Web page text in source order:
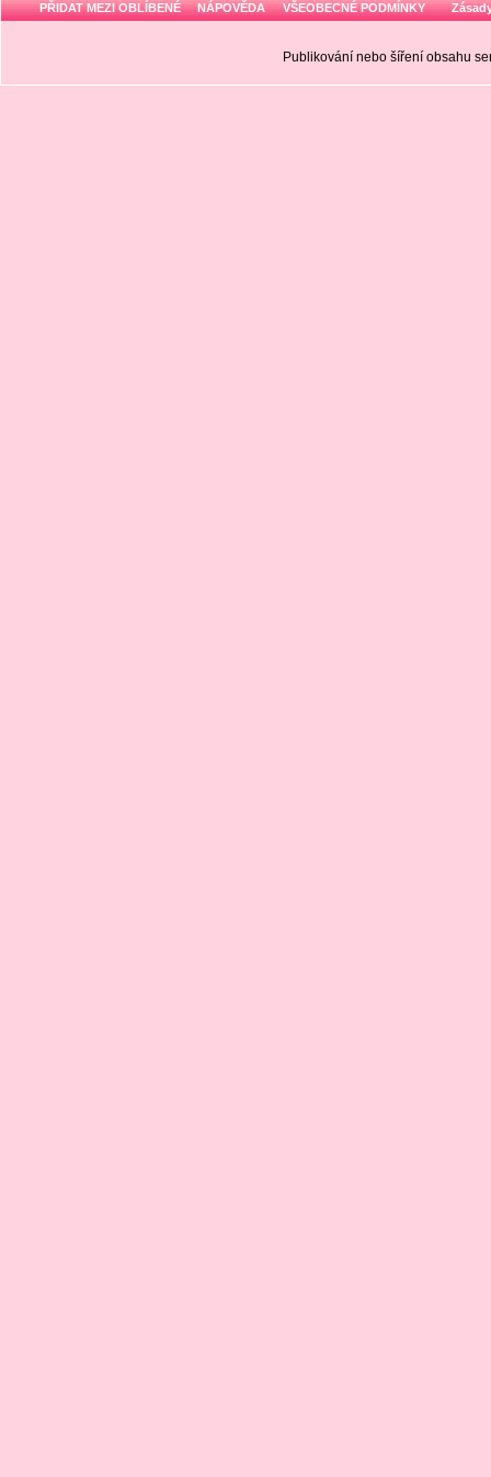
PŘIDAT MEZI OBLÍBENÉ NÁPOVĚDA VŠEOBECNÉ PODMÍNKY
Publikování nebo šíření obsahu